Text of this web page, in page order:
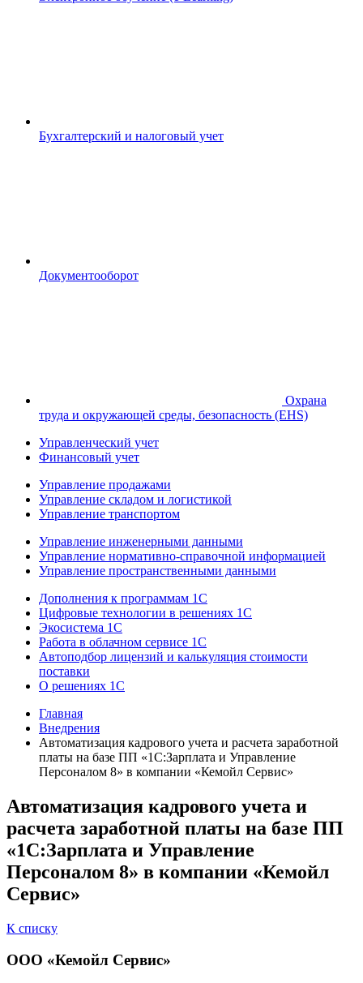
Бухгалтерский и налоговый учет
Документооборот
Охрана
труда и окружающей среды, безопасность (EHS)
Управленческий учет
Финансовый учет
Управление продажами
Управление складом и логистикой
Управление транспортом
Управление инженерными данными
Управление нормативно-справочной информацией
Управление пространственными данными
Дополнения к программам 1С
Цифровые технологии в решениях 1С
Экосистема 1С
Работа в облачном сервисе 1С
Автоподбор лицензий и калькуляция стоимости
поставки
О решениях 1С
Главная
Внедрения
Автоматизация кадрового учета и расчета заработной
платы на базе ПП «1С:Зарплата и Управление
Персоналом 8» в компании «Кемойл Сервис»
Автоматизация кадрового учета и
расчета заработной платы на базе ПП
«1С:Зарплата и Управление
Персоналом 8» в компании «Кемойл
Сервис»
К списку
ООО «Кемойл Сервис»